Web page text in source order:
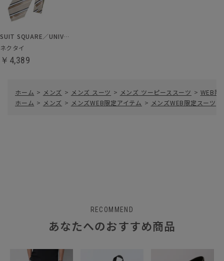
SUIT SQUARE／UNIVERSAL LANGUAGE
ネクタイ
￥4,389
ホーム > メンズ > メンズ スーツ > メンズ ツーピーススーツ > WEB限
ホーム > メンズ > メンズWEB限定アイテム > メンズWEB限定スーツ
RECOMMEND
あなたへのおすすめ商品